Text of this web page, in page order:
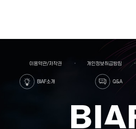
이용약관/저작권 개인정보취급방침
BIAF소개 Q&A